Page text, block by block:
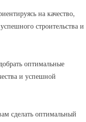
на качество,
строительства и
оптимальные
и успешной
сделать оптимальный